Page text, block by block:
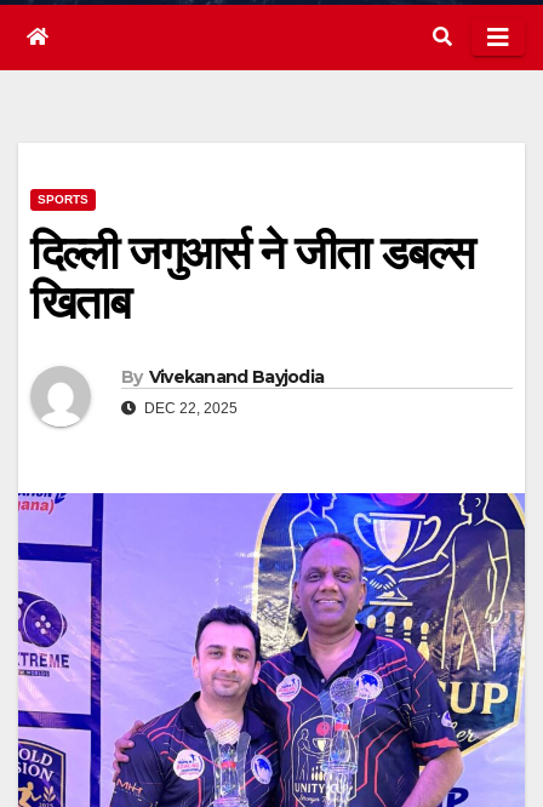
SPORTS
दिल्ली जगुआर्स ने जीता डबल्स
खिताब
By Vivekanand Bayjodia
DEC 22, 2025